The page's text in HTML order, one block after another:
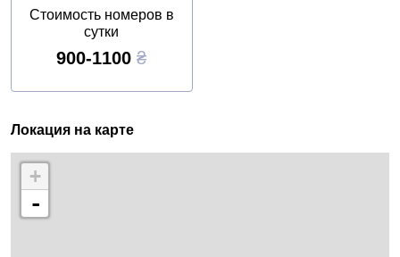
Стоимость номеров в
сутки
900-1100 ₴
Локация на карте
+
-